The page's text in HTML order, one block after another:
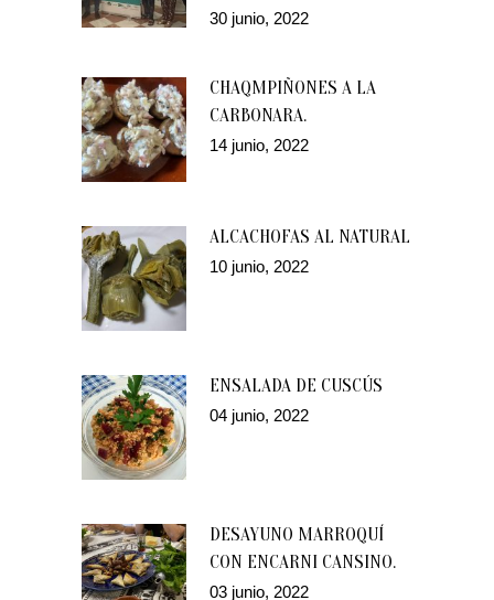
30 junio, 2022
CHAQMPIÑONES A LA
CARBONARA.
14 junio, 2022
ALCACHOFAS AL NATURAL
10 junio, 2022
ENSALADA DE CUSCÚS
04 junio, 2022
DESAYUNO MARROQUÍ
CON ENCARNI CANSINO.
03 junio, 2022